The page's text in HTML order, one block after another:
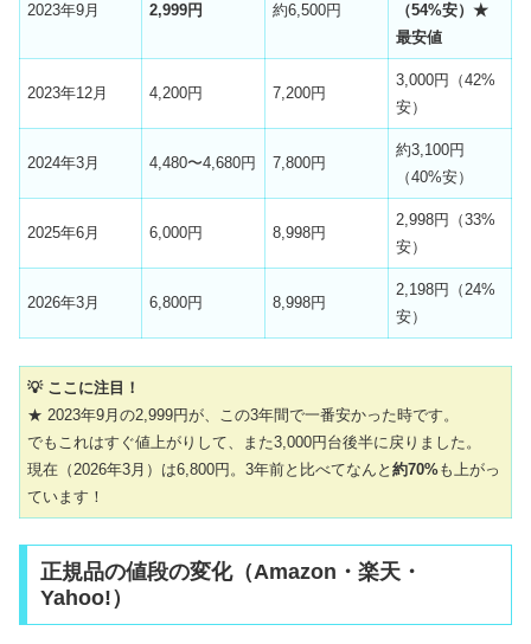
2023年9月 2,999円 約6,500円
（54%安）★
最安値
2023年12月 4,200円 7,200円
3,000円（42%
安）
2024年3月 4,480〜4,680円 7,800円
約3,100円
（40%安）
2025年6月 6,000円 8,998円
2,998円（33%
安）
2026年3月 6,800円 8,998円
2,198円（24%
安）
💡 ここに注目！
★ 2023年9月の2,999円が、この3年間で一番安かった時です。
でもこれはすぐ値上がりして、また3,000円台後半に戻りました。
現在（2026年3月）は6,800円。3年前と比べてなんと約70%も上がっ
ています！
正規品の値段の変化（Amazon・楽天・
Yahoo!）